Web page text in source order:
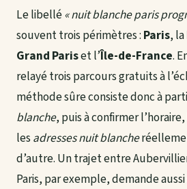
Le libellé« nuit blanche paris
souvent trois périmètres : Paris, la
Grand Pariset l’Île-de-France.
relayé trois parcours gratuits à
méthode sûre consiste donc à
blanche, puis à confirmer
lesadresses nuit blanche
d’autre. Un trajet entre
Paris, par exemple, demande